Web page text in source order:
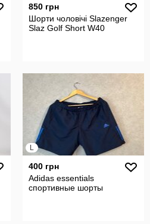
850 грн
Шорти чоловічі Slazenger
Slaz Golf Short W40
L
400 грн
Adidas essentials
спортивные шорты